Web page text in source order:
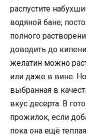
распустите
водяной бане;
полного
доводить до
желатин можно
или даже в вине.
выбранная в
вкус десерта. В
прожилок, если
пока она ещё